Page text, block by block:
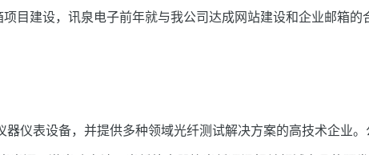
建设，讯泉电子前年就与我公司达成网站建设和企业邮箱的
表设备，并提供多种领域光纤测试解决方案的高技术企业。